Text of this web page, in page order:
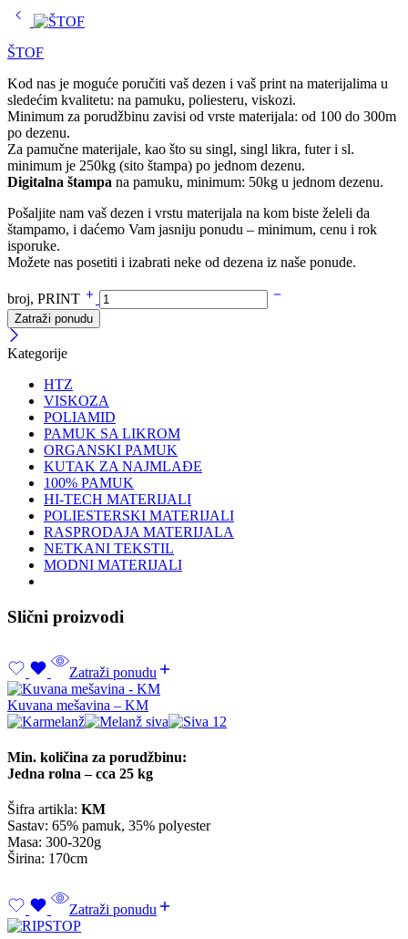
ŠTOF
Kod nas je moguće poručiti vaš dezen i vaš print na materijalima u
sledećim kvalitetu: na pamuku, poliesteru, viskozi.
Minimum za porudžbinu zavisi od vrste materijala: od 100 do 300m
po dezenu.
Za pamučne materijale, kao što su singl, singl likra, futer i sl.
minimum je 250kg (sito štampa) po jednom dezenu.
Digitalna štampa na pamuku, minimum: 50kg u jednom dezenu.
Pošaljite nam vaš dezen i vrstu materijala na kom biste želeli da
štampamo, i daćemo Vam jasniju ponudu – minimum, cenu i rok
isporuke.
Možete nas posetiti i izabrati neke od dezena iz naše ponude.
broj, PRINT
Zatraži ponudu
Kategorije
HTZ
VISKOZA
POLIAMID
PAMUK SA LIKROM
ORGANSKI PAMUK
KUTAK ZA NAJMLAĐE
100% PAMUK
HI-TECH MATERIJALI
POLIESTERSKI MATERIJALI
RASPRODAJA MATERIJALA
NETKANI TEKSTIL
MODNI MATERIJALI
Slični proizvodi
Zatraži ponudu
Kuvana mešavina – KM
Min. količina za porudžbinu:
Jedna rolna – cca 25 kg
Šifra artikla: KM
Sastav: 65% pamuk, 35% polyester
Masa: 300-320g
Širina: 170cm
Zatraži ponudu